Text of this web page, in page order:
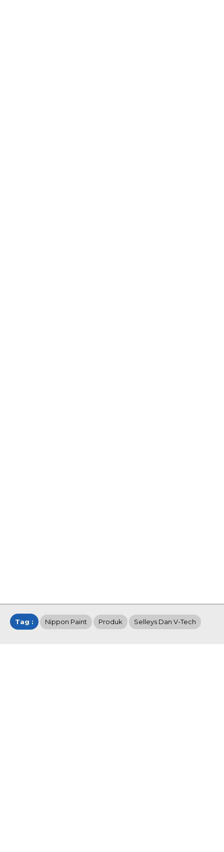
Tag : Nippon Paint Produk Selleys Dan V-Tech